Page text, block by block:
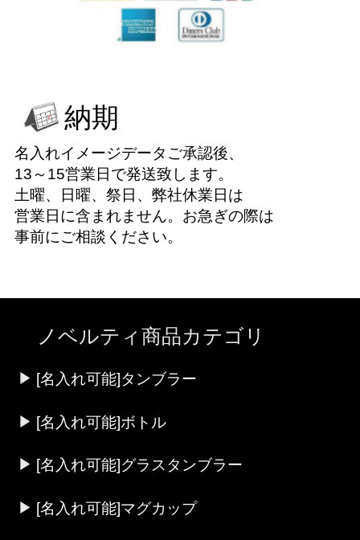
納期
名入れイメージデータご承認後、
13～15営業日で発送致します。
土曜、日曜、祭日、弊社休業日は
営業日に含まれません。お急ぎの際は
事前にご相談ください。
ノベルティ商品カテゴリ
[名入れ可能]タンブラー
[名入れ可能]ボトル
[名入れ可能]グラスタンブラー
[名入れ可能]マグカップ